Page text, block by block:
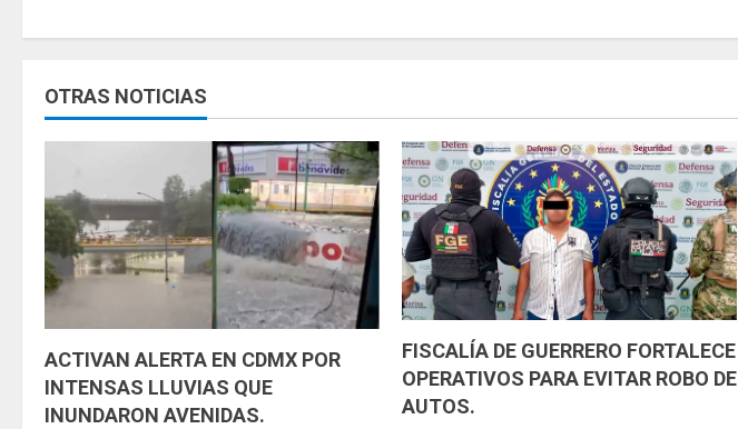
e
e
y
e
n
d
OTRAS NOTICIAS
ACTIVAN ALERTA EN CDMX POR
INTENSAS LLUVIAS QUE
INUNDARON AVENIDAS.
FISCALÍA DE GUERRERO FORTALECE
OPERATIVOS PARA EVITAR ROBO DE
AUTOS.